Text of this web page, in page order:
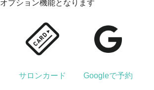
オプション機能となります
サロンカード Googleで予約